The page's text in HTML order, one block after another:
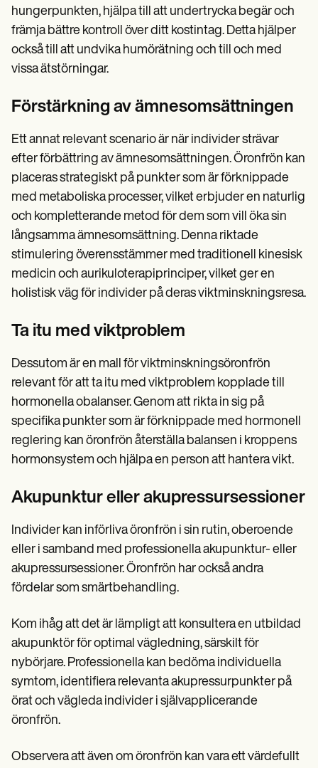
hungerpunkten, hjälpa till att undertrycka begär och
främja bättre kontroll över ditt kostintag. Detta hjälper
också till att undvika humörätning och till och med
vissa ätstörningar.
Förstärkning av ämnesomsättningen
Ett annat relevant scenario är när individer strävar
efter förbättring av ämnesomsättningen. Öronfrön kan
placeras strategiskt på punkter som är förknippade
med metaboliska processer, vilket erbjuder en naturlig
och kompletterande metod för dem som vill öka sin
långsamma ämnesomsättning. Denna riktade
stimulering överensstämmer med traditionell kinesisk
medicin och aurikuloterapiprinciper, vilket ger en
holistisk väg för individer på deras viktminskningsresa.
Ta itu med viktproblem
Dessutom är en mall för viktminskningsöronfrön
relevant för att ta itu med viktproblem kopplade till
hormonella obalanser. Genom att rikta in sig på
specifika punkter som är förknippade med hormonell
reglering kan öronfrön återställa balansen i kroppens
hormonsystem och hjälpa en person att hantera vikt.
Akupunktur eller akupressursessioner
Individer kan införliva öronfrön i sin rutin, oberoende
eller i samband med professionella akupunktur- eller
akupressursessioner. Öronfrön har också andra
fördelar som smärtbehandling.
Kom ihåg att det är lämpligt att konsultera en utbildad
akupunktör för optimal vägledning, särskilt för
nybörjare. Professionella kan bedöma individuella
symtom, identifiera relevanta akupressurpunkter på
örat och vägleda individer i självapplicerande
öronfrön.
Observera att även om öronfrön kan vara ett värdefullt